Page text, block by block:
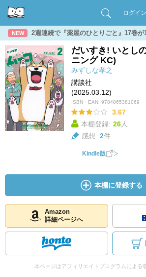
ログイン
NEW 2週連続で『薬屋のひとりごと』17巻
だいすき! いとし
ニング KC)
みずしな孝之
講談社
(2025.03.12)
ISBN・EAN: 9784065381069
3.67
本棚登録: 26人
感想: 2件
Kindle版
本棚に登録する
Amazon
詳細ページへ
本ページはアフィリエイトプログラムによる